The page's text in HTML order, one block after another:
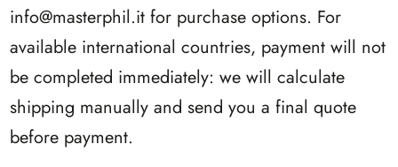
info@masterphil.it for purchase options. For
available international countries, payment will not
be completed immediately: we will calculate
shipping manually and send you a final quote
before payment.